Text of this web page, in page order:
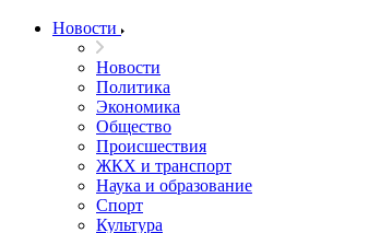
Новости
Новости
Политика
Экономика
Общество
Происшествия
ЖКХ и транспорт
Наука и образование
Спорт
Культура